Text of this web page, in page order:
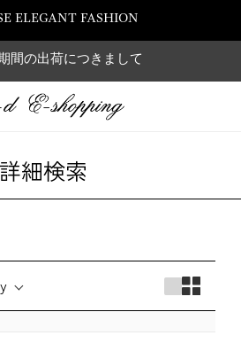
ELEGANT FASHION
間の出荷につきまして
詳細検索